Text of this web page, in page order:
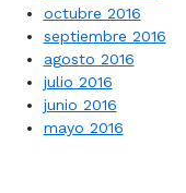
octubre 2016
septiembre 2016
agosto 2016
julio 2016
junio 2016
mayo 2016